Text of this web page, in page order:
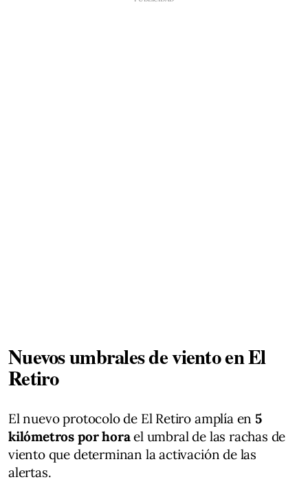
Nuevos umbrales de viento en El
Retiro
El nuevo protocolo de El Retiro amplía en5
kilómetros por horael umbral de las rachas de
viento que determinan la activación de las
alertas.